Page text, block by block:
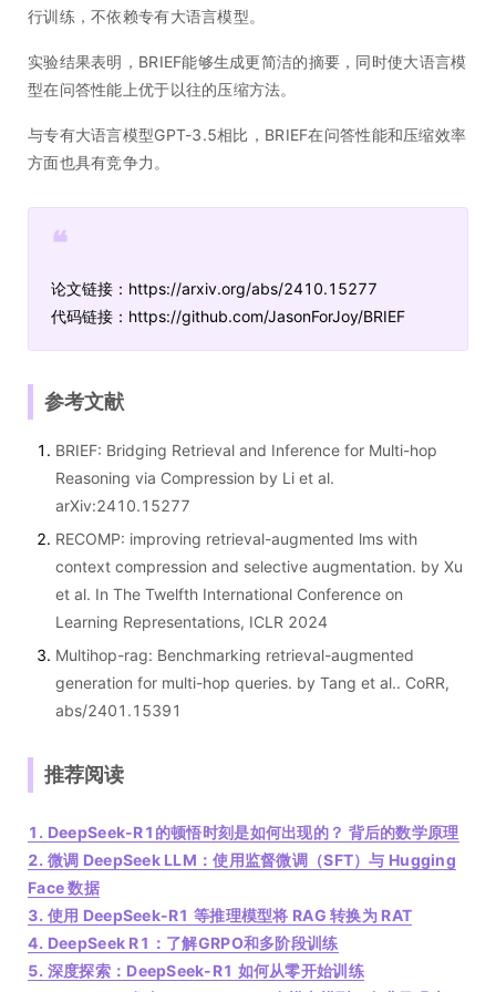
行训练，不依赖专有大语言模型。
实验结果表明，BRIEF能够生成更简洁的摘要，同时使大语言模
型在问答性能上优于以往的压缩方法。
与专有大语言模型GPT-3.5相比，BRIEF在问答性能和压缩效率
方面也具有竞争力。
❝
论文链接：https://arxiv.org/abs/2410.15277
代码链接：https://github.com/JasonForJoy/BRIEF
参考文献
BRIEF: Bridging Retrieval and Inference for Multi-hop
Reasoning via Compression by Li et al.
arXiv:2410.15277
RECOMP: improving retrieval-augmented lms with
context compression and selective augmentation. by Xu
et al. In The Twelfth International Conference on
Learning Representations, ICLR 2024
Multihop-rag: Benchmarking retrieval-augmented
generation for multi-hop queries. by Tang et al.. CoRR,
abs/2401.15391
推荐阅读
1. DeepSeek-R1的顿悟时刻是如何出现的？ 背后的数学原理
2. 微调 DeepSeek LLM：使用监督微调（SFT）与 Hugging
Face 数据
3. 使用 DeepSeek-R1 等推理模型将 RAG 转换为 RAT
4. DeepSeek R1：了解GRPO和多阶段训练
5. 深度探索：DeepSeek-R1 如何从零开始训练